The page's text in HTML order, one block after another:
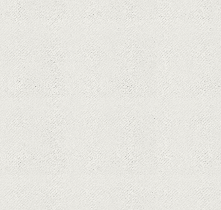
Microsoft lucrează la dezvoltarea unui procesor
proprietar pentru dispozitivele Surface
Hoții de telefoane dezvăluie cum fură și banii
victimelor, folosind doar cartela SIM
Samsung Galaxy S21 Ultra: cel mai bun telefon
Android de pe piață
Orange a inclus telefoane premium
recondiționate în portofoliul său; Cum sunt
prețurile față de alte platforme similare?